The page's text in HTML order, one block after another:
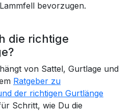
bevorzugen.
die richtige
von Sattel, Gurtlage und
Ratgeber zu
der richtigen Gurtlänge
Schritt, wie Du die